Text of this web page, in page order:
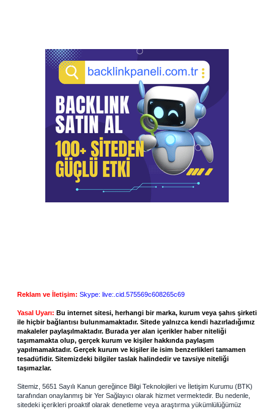
Reklam ve İletişim: Skype: live:.cid.575569c608265c69
Yasal Uyarı: Bu internet sitesi, herhangi bir marka, kurum veya şahıs şirketi
ile hiçbir bağlantısı bulunmamaktadır. Sitede yalnızca kendi hazırladığımız
makaleler paylaşılmaktadır. Burada yer alan içerikler haber niteliği
taşımamakta olup, gerçek kurum ve kişiler hakkında paylaşım
yapılmamaktadır. Gerçek kurum ve kişiler ile isim benzerlikleri tamamen
tesadüfidir. Sitemizdeki bilgiler taslak halindedir ve tavsiye niteliği
taşımazlar.
Sitemiz, 5651 Sayılı Kanun gereğince Bilgi Teknolojileri ve İletişim Kurumu (BTK)
tarafından onaylanmış bir Yer Sağlayıcı olarak hizmet vermektedir. Bu nedenle,
sitedeki içerikleri proaktif olarak denetleme veya araştırma yükümlülüğümüz